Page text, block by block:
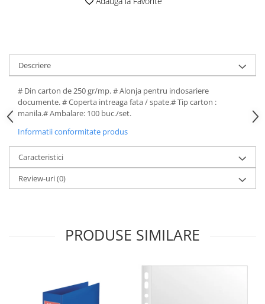
Descriere
# Din carton de 250 gr/mp. # Alonja pentru indosariere
documente. # Coperta intreaga fata / spate.# Tip carton :
manila.# Ambalare: 100 buc./set.
Informatii conformitate produs
Caracteristici
Review-uri(0)
PRODUSE SIMILARE